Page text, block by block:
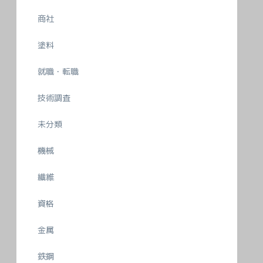
商社
塗料
就職・転職
技術調査
未分類
機械
繊維
資格
金属
鉄鋼